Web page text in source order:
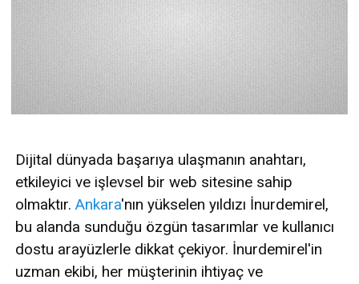
Dijital dünyada başarıya ulaşmanın anahtarı,
etkileyici ve işlevsel bir web sitesine sahip
olmaktır. Ankara'nın yükselen yıldızı İnurdemirel,
bu alanda sunduğu özgün tasarımlar ve kullanıcı
dostu arayüzlerle dikkat çekiyor. İnurdemirel'in
uzman ekibi, her müşterinin ihtiyaç ve